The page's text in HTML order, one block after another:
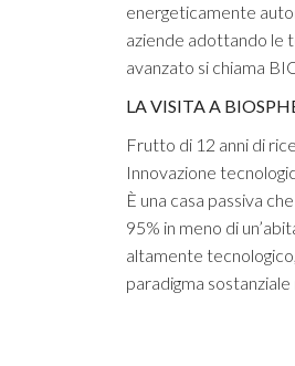
energeticamente
aziende adottando le
avanzato si chiama
LA VISITA A
Frutto di 12 anni di
Innovazione
È una casa passiva
95% in meno di
altamente
paradigma